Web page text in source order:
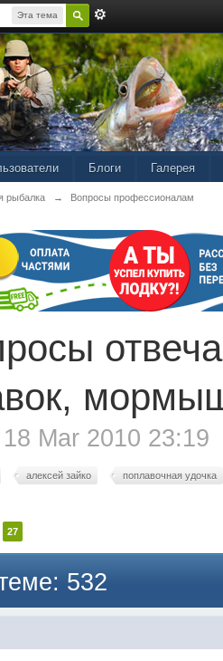
Эта тема
Блоги Галерея
рыбалка → Вопросы профессионалам
Mar 2010 23:19
алексей зайко поплавочная удочка
27
532